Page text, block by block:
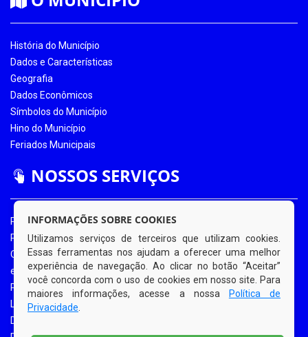
História do Município
Dados e Características
Geografia
Dados Econômicos
Símbolos do Município
Hino do Município
Feriados Municipais
NOSSOS SERVIÇOS
Portal da Transparência
Portal da Transparência COVID-19
Ouvidoria Eletrônica
e-SIC
Processos de Licitação
Licitações em Andamento
Diário Oficial
INFORMAÇÕES SOBRE COOKIES
Utilizamos serviços de terceiros que utilizam cookies.
Essas ferramentas nos ajudam a oferecer uma melhor
experiência de navegação. Ao clicar no botão “Aceitar”
você concorda com o uso de cookies em nosso site. Para
maiores informações, acesse a nossa
Política de
Privacidade